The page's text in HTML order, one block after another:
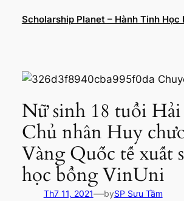
dung
Scholarship Planet – Hành Tinh Học
Nữ sinh 18 tuổi
Chủ nhân Huy
Vàng Quốc tế xuất
học bổng VinUni
Th7 11, 2021—bySP Sưu Tầm